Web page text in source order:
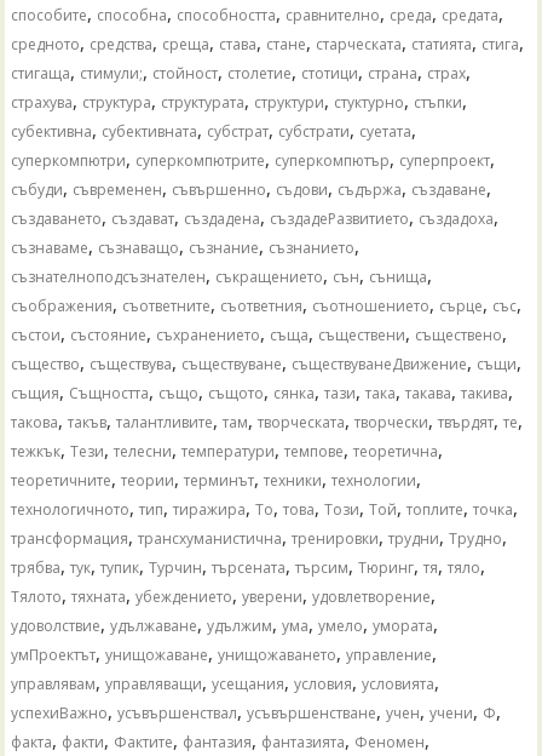
способите, способна, способността, сравнително, среда, средата,
средното, средства, среща, става, стане, старческата, статията, стига,
стигаща, стимули;, стойност, столетие, стотици, страна, страх,
страхува, структура, структурата, структури, стуктурно, стъпки,
субективна, субективната, субстрат, субстрати, суетата,
суперкомпютри, суперкомпютрите, суперкомпютър, суперпроект,
събуди, съвременен, съвършенно, съдови, съдържа, създаване,
създаването, създават, създадена, създадеРазвитието, създадоха,
съзнаваме, съзнаващо, съзнание, съзнанието,
съзнателноподсъзнателен, съкращението, сън, сънища,
съображения, съответните, съответния, съотношението, сърце, със,
състои, състояние, съхранението, съща, съществени, съществено,
същество, съществува, съществуване, съществуванеДвижение, същи,
същия, Същността, също, същото, сянка,тази,така,такава,такива,
такова,такъв,талантливите,там,творческата,творчески,твърдят,те,
тежкък,Тези,телесни,температури,темпове,теоретична,
теоретичните,теории,терминът,техники,технологии,
технологичното,тип,тиражира,То,това,Този,Той,топлите,точка,
трансформация,трансхуманистична,тренировки,трудни,Трудно,
трябва,тук,тупик,Турчин,търсената,търсим,Тюринг,тя,тяло,
Тялото,тяхната,убеждението,уверени,удовлетворение,
удоволствие,удължаване,удължим,ума,умело,умората,
умПроектът,унищожаване,унищожаването,управление,
управлявам,управляващи,усещания,условия,условията,
успехиВажно,усъвършенствал,усъвършенстване,учен,учени, Ф,
факта, факти, Фактите, фантазия, фантазията, Феномен,